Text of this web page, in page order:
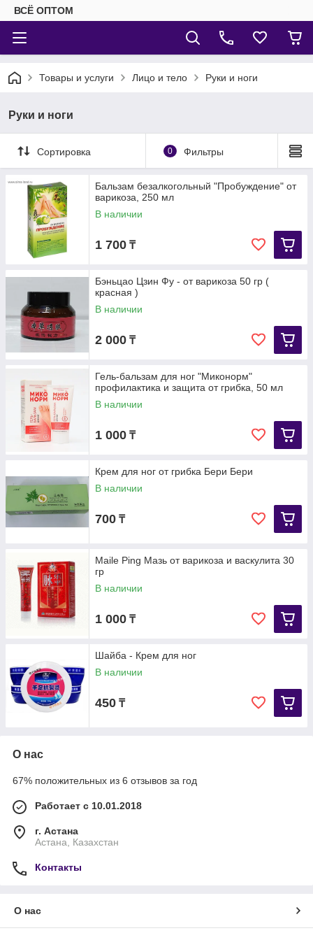
ВСЁ ОПТОМ
Товары и услуги Лицо и тело Руки и ноги
Руки и ноги
Сортировка 0 Фильтры
Бальзам безалкогольный "Пробуждение" от
варикоза, 250 мл
В наличии
1 700 ₸
Бэньцао Цзин Фу - от варикоза 50 гр (
красная )
В наличии
2 000 ₸
Гель-бальзам для ног "Миконорм"
профилактика и защита от грибка, 50 мл
В наличии
1 000 ₸
Крем для ног от грибка Бери Бери
В наличии
700 ₸
Мaile Ping Мазь от варикоза и васкулита 30
гр
В наличии
1 000 ₸
Шайба - Крем для ног
В наличии
450 ₸
О нас
67% положительных из 6 отзывов за год
Работает с 10.01.2018
г. Астана
Астана, Казахстан
Контакты
О нас